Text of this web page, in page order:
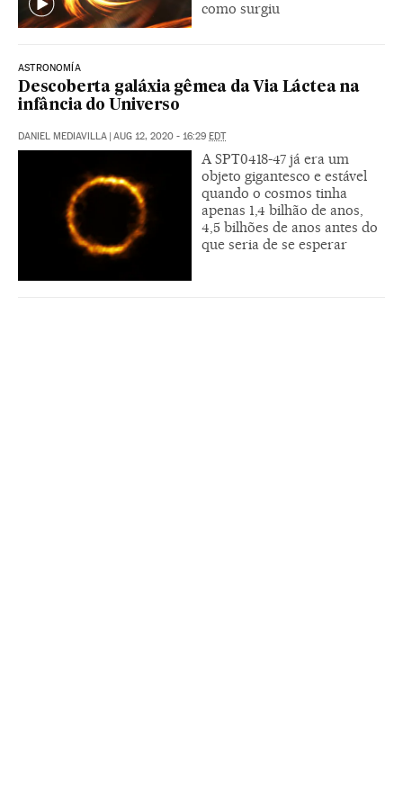
como surgiu
ASTRONOMÍA
Descoberta galáxia gêmea da Via Láctea na
infância do Universo
DANIEL MEDIAVILLA | AUG 12, 2020 - 16:29 EDT
A SPT0418-47 já era um
objeto gigantesco e estável
quando o cosmos tinha
apenas 1,4 bilhão de anos,
4,5 bilhões de anos antes do
que seria de se esperar